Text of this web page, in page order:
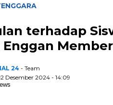
terhadap
Enggan
24 - Team
Desember 2024 - 14:09